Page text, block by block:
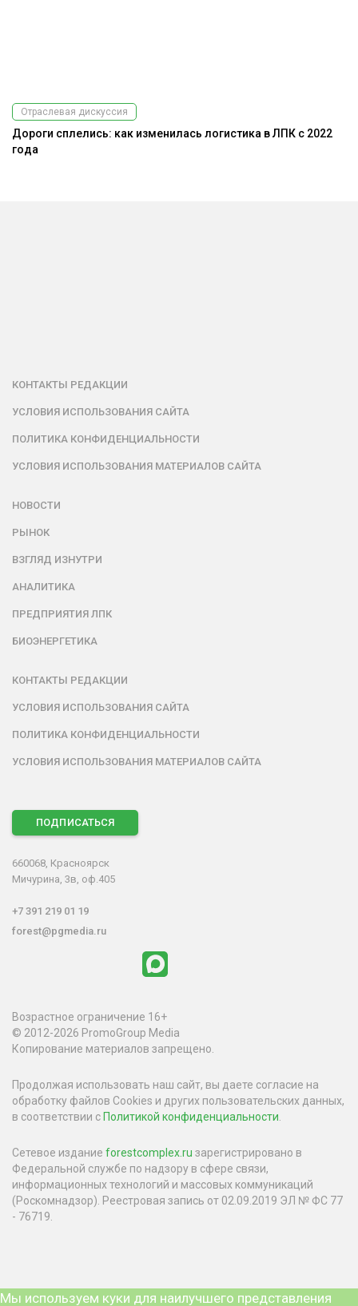
Отраслевая дискуссия
Дороги сплелись: как изменилась логистика в ЛПК с 2022
года
КОНТАКТЫ РЕДАКЦИИ
УСЛОВИЯ ИСПОЛЬЗОВАНИЯ САЙТА
ПОЛИТИКА КОНФИДЕНЦИАЛЬНОСТИ
УСЛОВИЯ ИСПОЛЬЗОВАНИЯ МАТЕРИАЛОВ САЙТА
НОВОСТИ
РЫНОК
ВЗГЛЯД ИЗНУТРИ
АНАЛИТИКА
ПРЕДПРИЯТИЯ ЛПК
БИОЭНЕРГЕТИКА
КОНТАКТЫ РЕДАКЦИИ
УСЛОВИЯ ИСПОЛЬЗОВАНИЯ САЙТА
ПОЛИТИКА КОНФИДЕНЦИАЛЬНОСТИ
УСЛОВИЯ ИСПОЛЬЗОВАНИЯ МАТЕРИАЛОВ САЙТА
ПОДПИСАТЬСЯ
660068, Красноярск
Мичурина, 3в, оф.405
+7 391 219 01 19
forest@pgmedia.ru
Возрастное ограничение 16+
© 2012-2026 PromoGroup Media
Копирование материалов запрещено.
Продолжая использовать наш сайт, вы даете согласие на
обработку файлов Cookies и других пользовательских данных,
в соответствии с Политикой конфиденциальности
Сетевое издание forestcomplex.ru зарегистрировано в
Федеральной службе по надзору в сфере связи,
информационных технологий и массовых коммуникаций
(Роскомнадзор). Реестровая запись от 02.09.2019 ЭЛ № ФС 77
- 76719.
Мы используем куки для наилучшего представления